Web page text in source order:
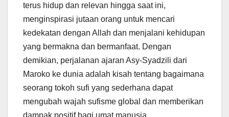
terus hidup dan relevan hingga saat ini,
menginspirasi jutaan orang untuk mencari
kedekatan dengan Allah dan menjalani kehidupan
yang bermakna dan bermanfaat. Dengan
demikian, perjalanan ajaran Asy-Syadzili dari
Maroko ke dunia adalah kisah tentang bagaimana
seorang tokoh sufi yang sederhana dapat
mengubah wajah sufisme global dan memberikan
dampak positif bagi umat manusia.